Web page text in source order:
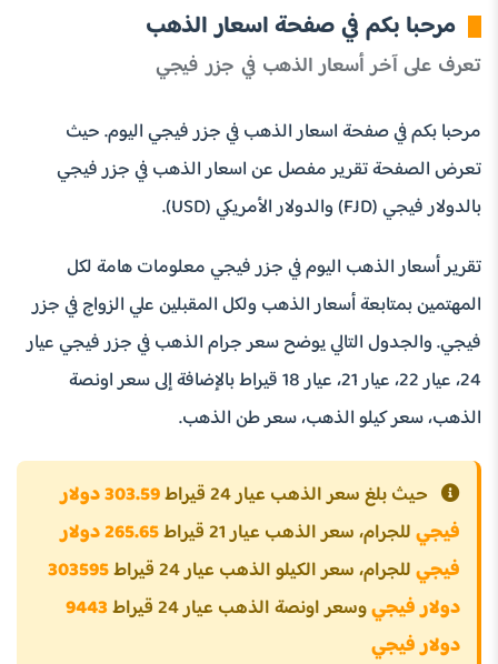
مرحبا بكم في صفحة اسعار الذهب
تعرف على آخر أسعار الذهب في جزر فيجي
مرحبا بكم في صفحة اسعار الذهب في جزر فيجي اليوم. حيث
تعرض الصفحة تقرير مفصل عن اسعار الذهب في جزر فيجي
بالدولار فيجي (FJD) والدولار الأمريكي (USD).
تقرير أسعار الذهب اليوم في جزر فيجي معلومات هامة لكل
المهتمين بمتابعة أسعار الذهب ولكل المقبلين علي الزواج في جزر
فيجي. والجدول التالي يوضح سعر جرام الذهب في جزر فيجي عيار
24، عيار 22، عيار 21، عيار 18 قيراط بالإضافة إلى سعر اونصة
الذهب، سعر كيلو الذهب، سعر طن الذهب.
حيث بلغ سعر الذهب عيار 24 قيراط
303.59 دولار
فيجيللجرام، سعر الذهب عيار 21 قيراط
265.65 دولار
فيجيللجرام، سعر الكيلو الذهب عيار 24 قيراط
303595
دولار فيجيوسعر اونصة الذهب عيار 24 قيراط
9443
دولار فيجي